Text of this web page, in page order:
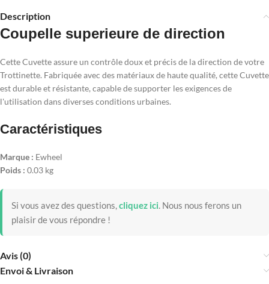
Description
Coupelle superieure de direction
Cette Cuvette assure un contrôle doux et précis de la direction de votre
Trottinette. Fabriquée avec des matériaux de haute qualité, cette Cuvette
est durable et résistante, capable de supporter les exigences de
l'utilisation dans diverses conditions urbaines.
Caractéristiques
Marque : Ewheel
Poids : 0.03 kg
Si vous avez des questions,cliquez ici. Nous nous ferons un
plaisir de vous répondre !
Avis (0)
Envoi & Livraison